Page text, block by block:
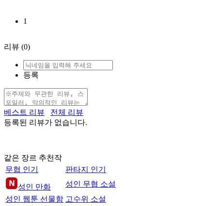
1
리뷰 (0)
등록
베스트 리뷰
전체 리뷰
등록된 리뷰가 없습니다.
같은 장르 추천작
무협 인기
판타지 인기
성인 만화
성인 무협 소설
성인 웹툰 선물함 고수위 소설